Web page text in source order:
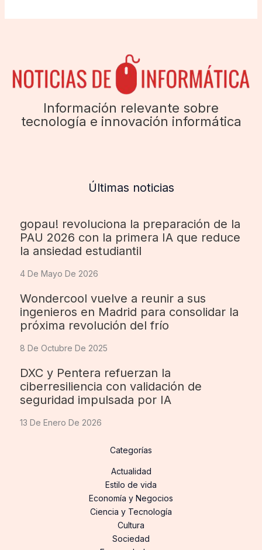
Información relevante sobre
tecnología e innovación informática
Últimas noticias
gopau! revoluciona la preparación de la
PAU 2026 con la primera IA que reduce
la ansiedad estudiantil
4 De Mayo De 2026
Wondercool vuelve a reunir a sus
ingenieros en Madrid para consolidar la
próxima revolución del frío
8 De Octubre De 2025
DXC y Pentera refuerzan la
ciberresiliencia con validación de
seguridad impulsada por IA
13 De Enero De 2026
Categorías
Actualidad
Estilo de vida
Economía y Negocios
Ciencia y Tecnología
Cultura
Sociedad